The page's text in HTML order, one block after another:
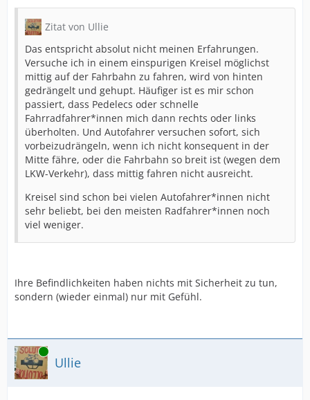
Zitat von Ullie
Das entspricht absolut nicht meinen Erfahrungen.
Versuche ich in einem einspurigen Kreisel möglichst
mittig auf der Fahrbahn zu fahren, wird von hinten
gedrängelt und gehupt. Häufiger ist es mir schon
passiert, dass Pedelecs oder schnelle
Fahrradfahrer*innen mich dann rechts oder links
überholten. Und Autofahrer versuchen sofort, sich
vorbeizudrängeln, wenn ich nicht konsequent in der
Mitte fähre, oder die Fahrbahn so breit ist (wegen dem
LKW-Verkehr), dass mittig fahren nicht ausreicht.
Kreisel sind schon bei vielen Autofahrer*innen nicht
sehr beliebt, bei den meisten Radfahrer*innen noch
viel weniger.
Ihre Befindlichkeiten haben nichts mit Sicherheit zu tun,
sondern (wieder einmal) nur mit Gefühl.
Online
Ullie